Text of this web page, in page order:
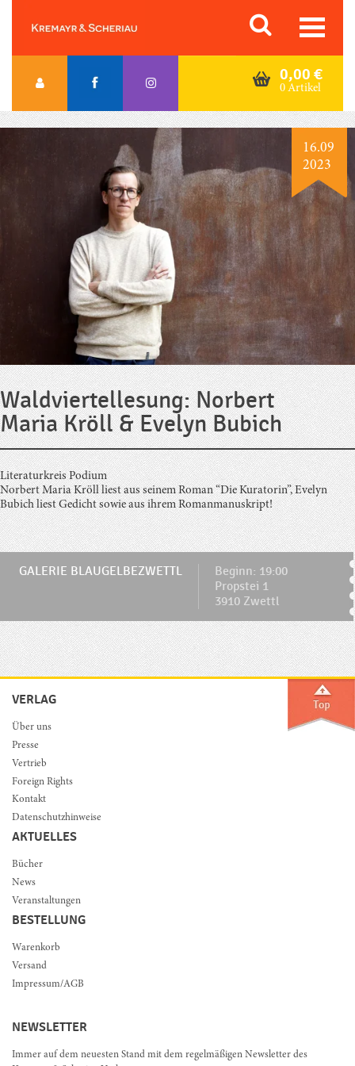
content
Orac K&S
0,00 €
0 Artikel
16.09
2023
Waldviertellesung: Norbert
Maria Kröll & Evelyn Bubich
Literaturkreis Podium
Norbert Maria Kröll liest aus seinem Roman “Die Kuratorin”, Evelyn
Bubich liest Gedicht sowie aus ihrem Romanmanuskript!
GALERIE BLAUGELBEZWETTL
Beginn: 19:00
Propstei 1
3910 Zwettl
VERLAG
Über uns
Presse
Vertrieb
Foreign Rights
Kontakt
Datenschutzhinweise
AKTUELLES
Bücher
News
Veranstaltungen
BESTELLUNG
Warenkorb
Versand
Impressum/AGB
NEWSLETTER
Immer auf dem neuesten Stand mit dem regelmäßigen Newsletter des